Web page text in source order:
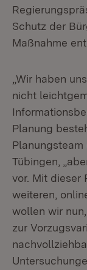
Schutz der
Maßnahme
„Wir haben
nicht
Planung
Tübingen,
vor. Mit dieser
weiteren,
wollen wir
zur